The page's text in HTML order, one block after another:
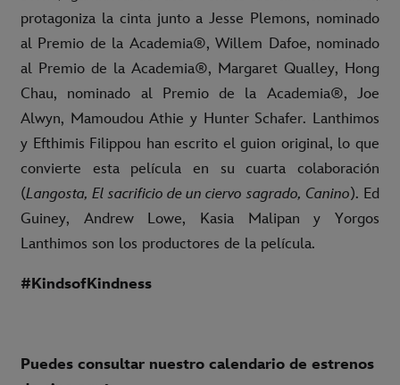
protagoniza la cinta junto a Jesse Plemons, nominado
al Premio de la Academia®, Willem Dafoe, nominado
al Premio de la Academia®, Margaret Qualley, Hong
Chau, nominado al Premio de la Academia®, Joe
Alwyn, Mamoudou Athie y Hunter Schafer. Lanthimos
y Efthimis Filippou han escrito el guion original, lo que
convierte esta película en su cuarta colaboración
(Langosta, El sacrificio de un ciervo sagrado, Canino). Ed
Guiney, Andrew Lowe, Kasia Malipan y Yorgos
Lanthimos son los productores de la película.
#KindsofKindness
Puedes consultar nuestro calendario de estrenos